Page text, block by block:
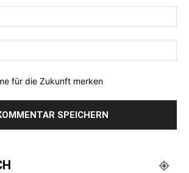
für die Zukunft merken